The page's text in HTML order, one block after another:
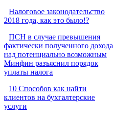
Налоговое законодательство
2018 года, как это было!?
ПСН в случае превышения
фактически полученного дохода
над потенциально возможным
Минфин разъяснил порядок
уплаты налога
10 Способов как найти
клиентов на бухгалтерские
услуги